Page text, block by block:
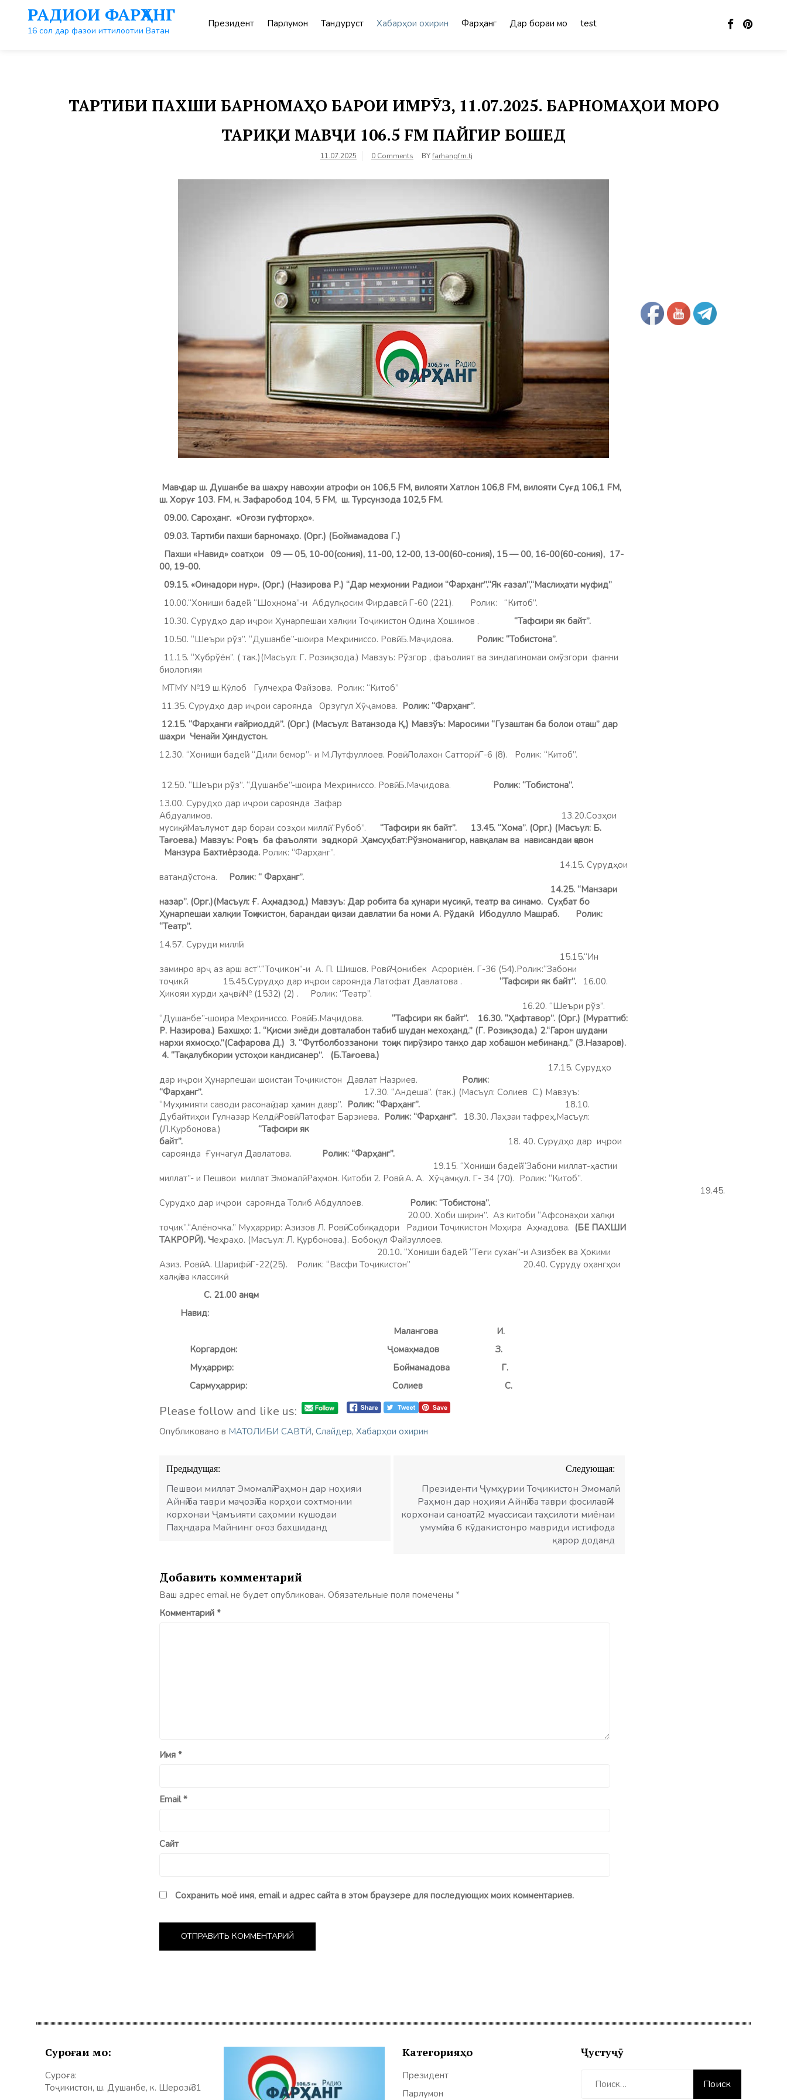
контенту
РАДИОИ ФАРҲАНГ
16 сол дар фазои иттилоотии Ватан
Президент Парлумон Тандурустӣ Хабарҳои охирин Фарҳанг Дар бораи мо test
ТАРТИБИ ПАХШИ БАРНОМАҲО БАРОИ ИМРӮЗ, 11.07.2025. БАРНОМАҲОИ МОРО
ТАРИҚИ МАВҶИ 106.5 FM ПАЙГИР БОШЕД
11.07.2025 0 Comments BYfarhangfm.tj
Мавҷ дар ш. Душанбе ва шаҳру навоҳии атрофи он 106,5 FM, вилояти Хатлон 106,8 FМ, вилояти Суғд 106,1 FM,
ш. Хоруғ 103. FM, н. Зафаробод 104, 5 FM, ш. Турсунзода 102,5 FM.
09.00. Сароҳанг. «Оғози гуфторҳо».
09.03. Тартиби пахши барномаҳо. (Орг.) (Боймамадова Г.)
Пахши «Навид» соатҳои 09 — 05, 10-00(сония), 11-00, 12-00, 13-00(60-сония), 15 — 00, 16-00(60-сония), 17-
00, 19-00.
09.15. «Оинадори нур». (Орг.) (Назирова Р.) “Дар меҳмонии Радиои “Фарҳанг”.“Як ғазал”,“Маслиҳати муфид”
10.00.“Хониши бадеӣ”. “Шоҳнома”-и Абдулқосим Фирдавсӣ. Г-60 (221).
Ролик: “Китоб”.
10.30. Сурудҳо дар иҷрои Ҳунарпешаи халқии Тоҷикистон Одина Ҳошимов . “Тафсири як байт”.
10.50. “Шеъри рўз”. “Душанбе”-шоира Меҳриниссо. Ровӣ: Б.Маҷидова.
Ролик: “Тобистона”.
11.15. “Хубрўён”. ( так.)(Масъул: Г. Розиқзода.) Мавзуъ: Рўзгор , фаъолият ва зиндагиномаи омўзгори фанни
биологияи
МТМУ №19 ш.Кӯлоб Гулчеҳра Файзова. Ролик: “Китоб”
11.35. Сурудҳо дар иҷрои сароянда Орзугул Хӯҷамова. Ролик: “Фарҳанг”.
12.15. “Фарҳанги ғайриоддӣ”. (Орг.) (Масъул: Ватанзода Қ.) Мавзўъ: Маросими “Гузаштан ба болои оташ” дар
шаҳри Ченайи Ҳиндустон.
12.30. “Хониши бадеӣ”. “Дили бемор”- и М.Лутфуллоев. Ровӣ: Лолахон Сатторӣ. Г-6 (8). Ролик: “Китоб”.
12.50. “Шеъри рўз”. “Душанбе”-шоира Меҳриниссо. Ровӣ: Б.Маҷидова.
Ролик: “Тобистона”.
13.00. Сурудҳо дар иҷрои сароянда Зафар
Абдуалимов. 13.20.Созҳои
мусиқӣ. Маълумот дар бораи созҳои миллӣ. “Рубоб”. “Тафсири як байт”.
13.45. “Хома”. (Орг.) (Масъул: Б.
Тағоева.) Мавзуъ: Роҷеъ ба фаъоляти эҷодкорӣ .Ҳамсуҳбат:Рўзноманигор, навқалам ва нависандаи ҷавон
Манзура Бахтиёрзода. Ролик: “Фарҳанг”.
14.15. Сурудҳои
ватандўстона. Ролик: “ Фарҳанг”.
14.25. “Манзари
назар”. (Орг.)(Масъул: Ғ. Аҳмадзод.) Мавзуъ: Дар робита ба ҳунари мусиқӣ, театр ва синамо. Суҳбат бо
Ҳунарпешаи халқии Тоҷикистон, барандаи ҷоизаи давлатии ба номи А. Рўдакӣ Ибодулло Машраб. Ролик:
“Театр”.
14.57. Суруди миллӣ!
15.15.“Ин
заминро арҷ аз арш аст”.“Тоҷикон”-и А. П. Шишов. Ровӣ: Ҷонибек Асрориён. Г-36 (54).Ролик:“Забони
тоҷикӣ.” 15.45.Сурудҳо дар иҷрои сароянда Латофат Давлатова .
“Тафсири як байт”. 16.00.
Ҳикояи хурди ҳаҷвӣ. № (1532) (2) . Ролик: “Театр”.
16.20. “Шеъри рўз”.
“Душанбе”-шоира Меҳриниссо. Ровӣ: Б.Маҷидова.
“Тафсири як байт”.
16.30. “Ҳафтавор”. (Орг.) (Мураттиб:
Р. Назирова.) Бахшҳо: 1. “Қисми зиёди довталабон табиб шудан мехоҳанд.” (Г. Розиқзода.) 2.“Гарон шудани
нархи яхмосҳо.”(Сафарова Д.) 3. “Футболбоззанони тоҷик пирӯзиро танҳо дар хобашон мебинанд.” (З.Назаров).
4. “Тақалубкории устоҳои кандисанер”. (Б.Тағоева.)
17.15. Сурудҳо
дар иҷрои Ҳунарпешаи шоистаи Тоҷикистон Давлат Назриев. Ролик:
“Фарҳанг”. 17.30. “Андеша”. (так.) (Масъул: Солиев С.) Мавзуъ:
“Муҳимияти саводи расонаӣ дар ҳамин давр”. Ролик: “Фарҳанг”. 18.10.
Дубайтиҳои Гулназар Келдӣ. Ровӣ: Латофат Барзиева. Ролик: “Фарҳанг”. 18.30. Лаҳзаи тафреҳ.Масъул:
(Л.Қурбонова.) “Тафсири як
байт”. 18. 40. Сурудҳо дар иҷрои
сароянда Ғунчагул Давлатова. Ролик: “Фарҳанг”.
19.15. “Хониши бадеӣ”.“Забони миллат-ҳастии
миллат”- и Пешвои миллат Эмомалӣ Раҳмон. Китоби 2. Ровӣ: А. А. Хӯҷамқул. Г- 34 (70). Ролик: “Китоб”.
19.45.
Сурудҳо дар иҷрои сароянда Толиб Абдуллоев. Ролик: “Тобистона”.
20.00. Хоби ширин”. Аз китоби “Афсонаҳои халқи
тоҷик”.“Алёночка.” Муҳаррир: Азизов Л. Ровӣ: Собиқадори Радиои Тоҷикистон Моҳира Аҳмадова. (БЕ ПАХШИ
ТАКРОРӢ). Чеҳраҳо. (Масъул: Л. Қурбонова.). Бобоқул Файзуллоев.
20.10. “Хониши бадеӣ”. “Теғи сухан”-и Азизбек ва Ҳокими
Азиз. Ровӣ: А. Шарифӣ. Г-22(25). Ролик: “Васфи Тоҷикистон”
20.40. Суруду оҳангҳои
халқӣ ва классикӣ.
С. 21.00 анҷом
Навид:
Малангова И.
Коргардон: Ҷомаҳмадов З.
Муҳаррир:
Боймамадова Г.
Сармуҳаррир:
Cолиев С.
Please follow and like us:
Опубликовано в МАТОЛИБИ САВТӢ, Слайдер, Хабарҳои охирин
Навигация
по
записям
Предыдущая:
Пешвои миллат Эмомалӣ Раҳмон дар ноҳияи
Айнӣ ба таври маҷозӣ ба корҳои сохтмонии
корхонаи Ҷамъияти саҳомии кушодаи
Паҳндара Майнинг оғоз бахшиданд
Следующая:
Президенти Ҷумҳурии Тоҷикистон Эмомалӣ
Раҳмон дар ноҳияи Айнӣ ба таври фосилавӣ 4
корхонаи саноатӣ, 2 муассисаи таҳсилоти миёнаи
умумӣ ва 6 кӯдакистонро мавриди истифода
қарор доданд
Добавить комментарий
Ваш адрес email не будет опубликован. Обязательные поля помечены *
Комментарий *
Имя *
Email*
Сайт
Сохранить моё имя, email и адрес сайта в этом браузере для последующих моих комментариев.
Суроғаи мо:
Суроға:
Тоҷикистон, ш. Душанбе, к. Шерозӣ 31
Категорияҳо
Президент
Парлумон
Ҷустуҷӯ